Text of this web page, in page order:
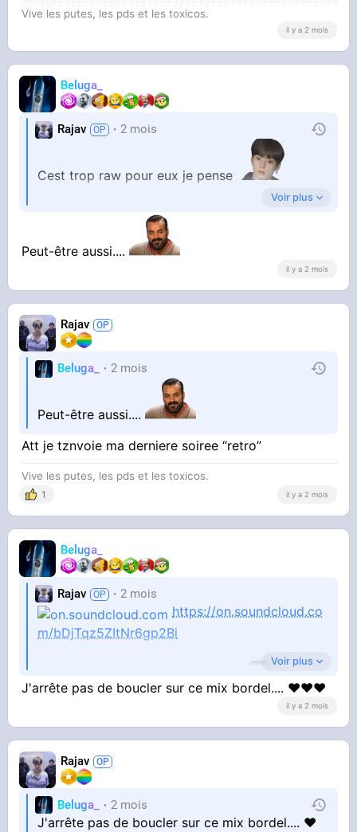
Vive les putes, les pds et les toxicos.
il y a 2 mois
Beluga_
Rajav 2 mois
Cest trop raw pour eux je pense
Mais bon je dis ca si ca se trouve je sors juste
aux mauvais endroits
Voir plus
Peut-être aussi....
il y a 2 mois
Rajav
Beluga_ 2 mois
Peut-être aussi....
Att je tznvoie ma derniere soiree “retro”
Vive les putes, les pds et les toxicos.
1 il y a 2 mois
Beluga_
Rajav 2 mois
https://on.soundcloud.co
m/bDjTqz5ZItNr6gp2Bi
@Beluga_ l’open avec Taciturne
Voir plus
J'arrête pas de boucler sur ce mix bordel.... ❤❤❤
il y a 2 mois
Rajav
Beluga_ 2 mois
J'arrête pas de boucler sur ce mix bordel.... ❤